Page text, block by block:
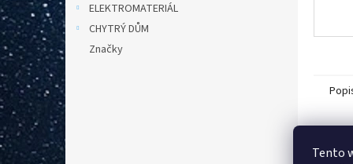
Tento
ELEKTROMATERIÁL
CHYTRÝ DŮM
Značky